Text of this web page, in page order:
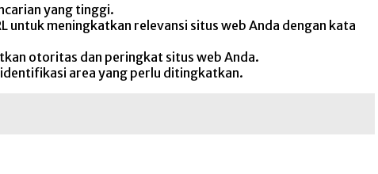
yang tinggi.
meningkatkan relevansi situs web Anda dengan kata
otoritas dan peringkat situs web Anda.
area yang perlu ditingkatkan.